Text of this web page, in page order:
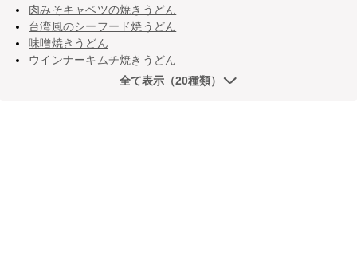
肉みそキャベツの焼きうどん
台湾風のシーフード焼うどん
味噌焼きうどん
ウインナーキムチ焼きうどん
全て表示（20種類）